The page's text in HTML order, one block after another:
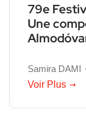
79e
Une
Samira DAMI
Voir Plus